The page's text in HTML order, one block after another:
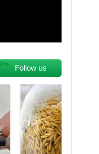
Follow us